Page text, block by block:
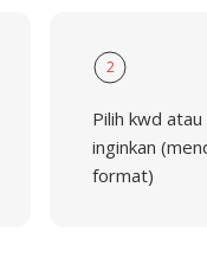
2
Pilih kwd
inginkan
format)